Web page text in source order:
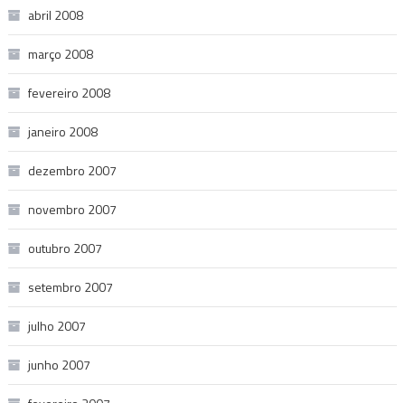
abril 2008
março 2008
fevereiro 2008
janeiro 2008
dezembro 2007
novembro 2007
outubro 2007
setembro 2007
julho 2007
junho 2007